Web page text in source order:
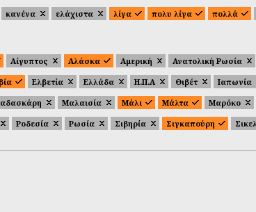
κανένα ελάχιστα λίγα πολυ λίγα πολλά
Αίγυπτος Αλάσκα Αμερική Ανατολική Ρωσία
Ελβετία Ελλάδα Η.Π.Α Θιβέτ Ιαπωνία
Μαλαισία Μάλι Μάλτα Μαρόκο
Ροδεσία Ρωσία Σιβηρία Σιγκαπούρη